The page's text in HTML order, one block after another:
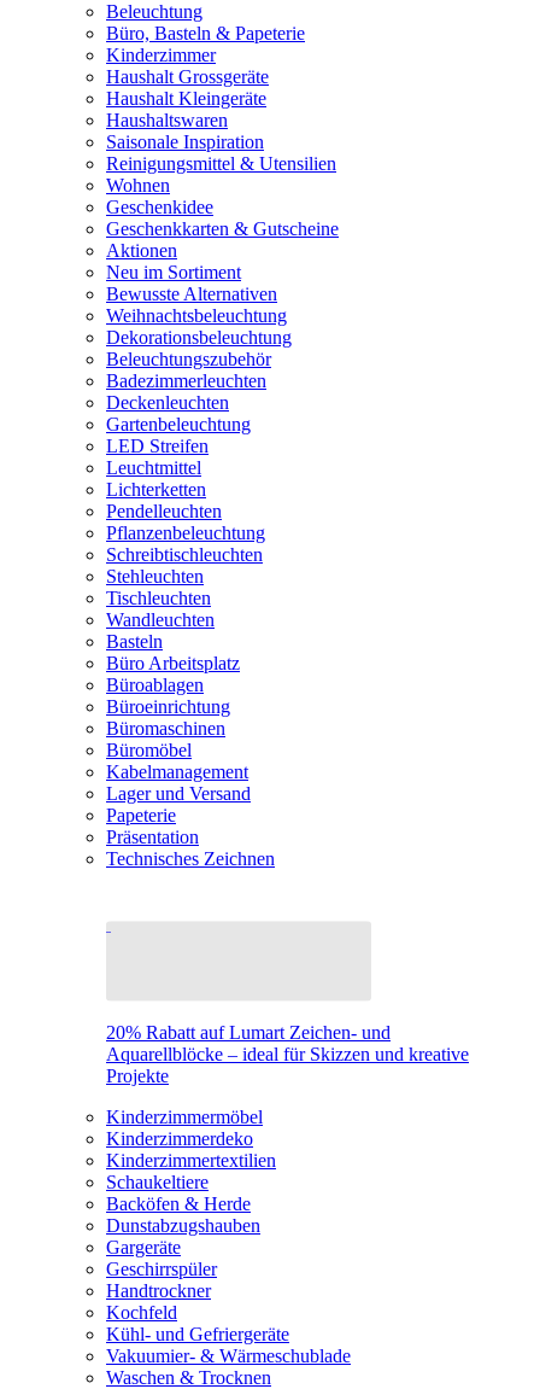
Beleuchtung
Büro, Basteln & Papeterie
Kinderzimmer
Haushalt Grossgeräte
Haushalt Kleingeräte
Haushaltswaren
Saisonale Inspiration
Reinigungsmittel & Utensilien
Wohnen
Geschenkidee
Geschenkkarten & Gutscheine
Aktionen
Neu im Sortiment
Bewusste Alternativen
Weihnachtsbeleuchtung
Dekorationsbeleuchtung
Beleuchtungszubehör
Badezimmerleuchten
Deckenleuchten
Gartenbeleuchtung
LED Streifen
Leuchtmittel
Lichterketten
Pendelleuchten
Pflanzenbeleuchtung
Schreibtischleuchten
Stehleuchten
Tischleuchten
Wandleuchten
Basteln
Büro Arbeitsplatz
Büroablagen
Büroeinrichtung
Büromaschinen
Büromöbel
Kabelmanagement
Lager und Versand
Papeterie
Präsentation
Technisches Zeichnen
20% Rabatt auf Lumart Zeichen- und
Aquarellblöcke – ideal für Skizzen und kreative
Projekte
Kinderzimmermöbel
Kinderzimmerdeko
Kinderzimmertextilien
Schaukeltiere
Backöfen & Herde
Dunstabzugshauben
Gargeräte
Geschirrspüler
Handtrockner
Kochfeld
Kühl- und Gefriergeräte
Vakuumier- & Wärmeschublade
Waschen & Trocknen